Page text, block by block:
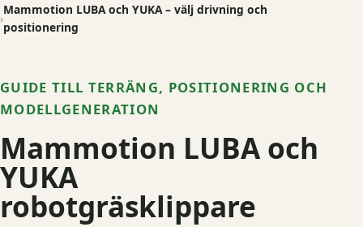
Mammotion LUBA och YUKA – välj drivning och
positionering
GUIDE TILL TERRÄNG, POSITIONERING OCH
MODELLGENERATION
Mammotion LUBA och
YUKA
robotgräsklippare